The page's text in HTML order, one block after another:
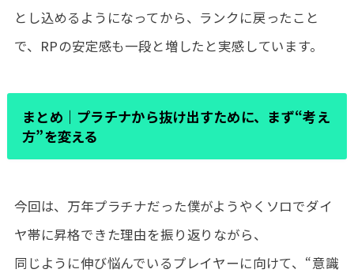
とし込めるようになってから、ランクに戻ったこと
で、RPの安定感も一段と増したと実感しています。
まとめ｜プラチナから抜け出すために、まず“考え
方”を変える
今回は、万年プラチナだった僕がようやくソロでダイ
ヤ帯に昇格できた理由を振り返りながら、
同じように伸び悩んでいるプレイヤーに向けて、“意識